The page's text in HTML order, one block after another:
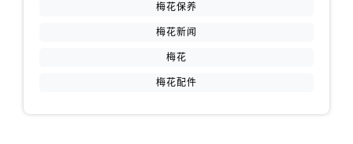
江苏省盐城市盐都区世纪大道5号盐城金融城写字楼1号楼16层1604室售后服务中心（需提前预约）
梅花保养
梅花新闻
梅花
梅花配件